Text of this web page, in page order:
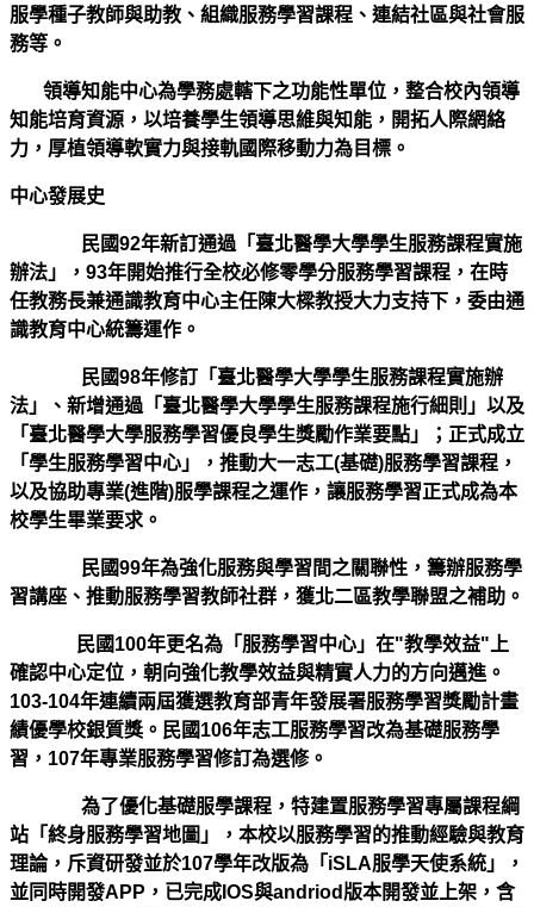
服學種子教師與助教、組織服務學習課程、連結社區與社會服
務等。
領導知能中心為學務處轄下之功能性單位，整合校內領導
知能培育資源，以培養學生領導思維與知能，開拓人際網絡
力，厚植領導軟實力與接軌國際移動力為目標。
中心發展史
民國92年新訂通過「臺北醫學大學學生服務課程實施
辦法」，93年開始推行全校必修零學分服務學習課程，在時
任教務長兼通識教育中心主任陳大樑教授大力支持下，委由通
識教育中心統籌運作。
民國98年修訂「臺北醫學大學學生服務課程實施辦
法」、新增通過「臺北醫學大學學生服務課程施行細則」以及
「臺北醫學大學服務學習優良學生獎勵作業要點」；正式成立
「學生服務學習中心」，推動大一志工(基礎)服務學習課程，
以及協助專業(進階)服學課程之運作，讓服務學習正式成為本
校學生畢業要求。
民國99年為強化服務與學習間之關聯性，籌辦服務學
習講座、推動服務學習教師社群，獲北二區教學聯盟之補助。
民國100年更名為「服務學習中心」在"教學效益"上
確認中心定位，朝向強化教學效益與精實人力的方向邁進。
103-104年連續兩屆獲選教育部青年發展署服務學習獎勵計畫
績優學校銀質獎。民國106年志工服務學習改為基礎服務學
習，107年專業服務學習修訂為選修。
為了優化基礎服學課程，特建置服務學習專屬課程綱
站「終身服務學習地圖」，本校以服務學習的推動經驗與教育
理論，斥資研發並於107學年改版為「iSLA服學天使系統」，
並同時開發APP，已完成IOS與andriod版本開發並上架，含